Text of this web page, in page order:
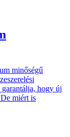
minőségű
hogy új
miért is